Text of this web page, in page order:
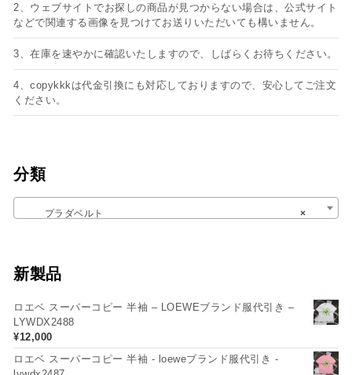
2、ウェブサイトでお探しの商品が見つからない場合は、公式サイト
などで関連する画像を見つけてお送りいただいても構いません。
3、在庫を速やかに確認いたしますので、しばらくお待ちください。
4、copykkkは代金引換にも対応しておりますので、安心してご注文
ください。
分類
×
プラダベルト
新製品
ロエベ スーパーコピー 半袖 – LOEWEブランド服代引き –
LYWDX2488
¥12,000
ロエベ スーパーコピー 半袖 - loeweブランド服代引き -